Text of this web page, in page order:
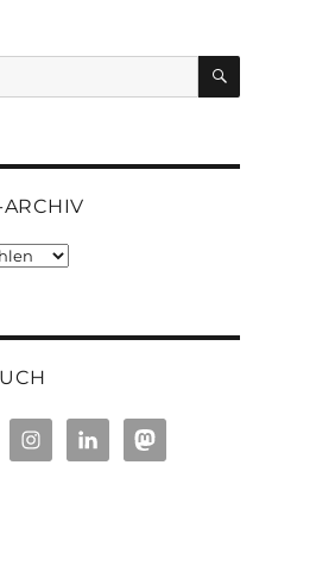
SUCHEN
ARCHIV